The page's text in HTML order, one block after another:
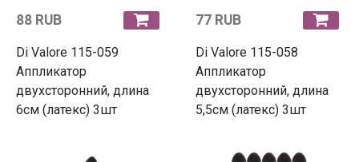
88 RUB
Di Valore 115-059
Аппликатор
двухсторонний, длина
6см (латекс) 3шт
77 RUB
Di Valore 115-058
Аппликатор
двухсторонний, длина
5,5см (латекс) 3шт